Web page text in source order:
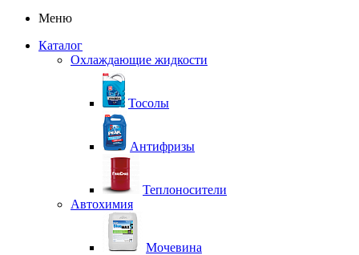
Меню
Каталог
Охлаждающие жидкости
Тосолы
Антифризы
Теплоносители
Автохимия
Мочевина